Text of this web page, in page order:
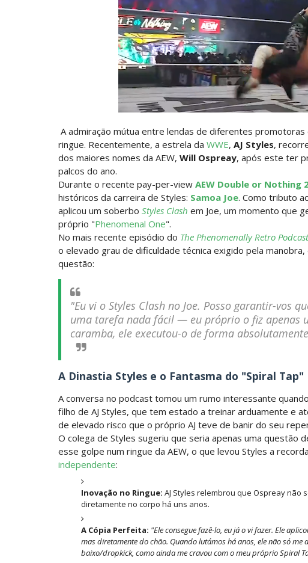
Lucha Libre AAA: Verano De Escándalo 2026 -
Aug 02 2026
Semana em Sexyness No.52
Aug 02 2026
WWE SummerSlam 2026 - Saturday
Aug 01 2026
WWE Friday Night Smackdown 31 July 2026
Unknown-Aug 01 2026
TNA iMPACT Wrestling 30 July 2026
Unknown -Jul 31 2026
AEW Dynamite 29JUL26
Unknown-Jul 30 2026
WWE NXT 28 JULY 2026
Unknown
Throwback: The Rock vs Brock Lesnar:
SCSA867- Jul 28 2026
WWE Monday Night Raw 27 July 2026
Unknown
AEW Redemption 2026
Jul 27 2026
WWE: Unreal Season 3
Unknown- Jul 26 2026
Dark Side of the Ring Season 7 Episode 4
Unknown-Jul 26 2026
WWE Main Event, July 23, 2026
Jul 26 2026
Throwback: Bret "The Hitman" Hart vs. Mr.
SCSA867-Jul 26 2026
A admiração mútua entre lendas de diferentes
ringue. Recentemente, a estrela da WWE, AJ Styles,
dos maiores nomes da AEW, Will Ospreay, após este ter
palcos do ano.
Durante o recente pay-per-view AEW Double or Nothing
históricos da carreira de Styles: Samoa Joe. Como tributo
aplicou um soberbo Styles Clash em Joe, um momento que
próprio "Phenomenal One".
No mais recente episódio do The Phenomenally Retro Podcast
o elevado grau de dificuldade técnica exigido pela
questão:
"Eu vi o Styles Clash no Joe. Posso garantir-vos
uma tarefa nada fácil — eu próprio o fiz apenas
caramba, ele executou-o de forma
A Dinastia Styles e o Fantasma do "Spiral Tap"
A conversa no podcast tomou um rumo interessante
filho de AJ Styles, que tem estado a treinar arduamente e
de elevado risco que o próprio AJ teve de banir do seu
O colega de Styles sugeriu que seria apenas uma questão
esse golpe num ringue da AEW, o que levou Styles a
independente:
Inovação no Ringue: AJ Styles relembrou que Ospreay não
diretamente no corpo há uns anos.
A Cópia Perfeita: "Ele consegue fazê-lo, eu já o vi fazer. Ele
mas diretamente do chão. Quando lutámos há anos, ele não só
baixo/dropkick, como ainda me cravou com o meu próprio Spiral